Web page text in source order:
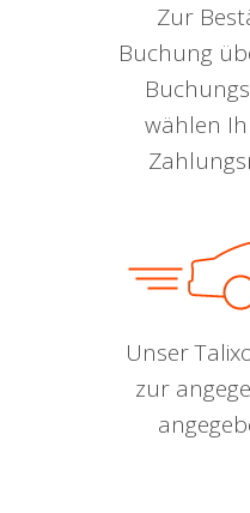
Zur
Buchung
wählen
Unser
zur